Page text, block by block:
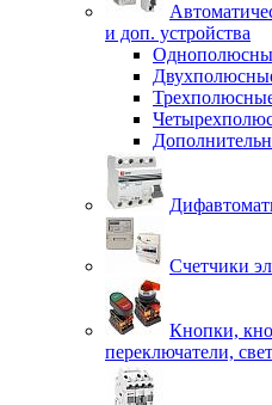
и доп. устройства
Счетчики
Кнопки,
переключатели,